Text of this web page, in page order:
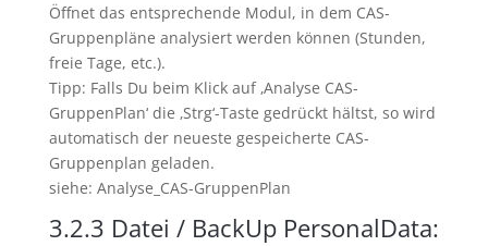
Öffnet das entsprechende Modul, in dem CAS-
Gruppenpläne analysiert werden können (Stunden,
freie Tage, etc.).
Tipp: Falls Du beim Klick auf ‚Analyse CAS-
GruppenPlan‘ die ‚Strg‘-Taste gedrückt hältst, so wird
automatisch der neueste gespeicherte CAS-
Gruppenplan geladen.
siehe: Analyse_CAS-GruppenPlan
3.2.3 Datei / BackUp PersonalData: